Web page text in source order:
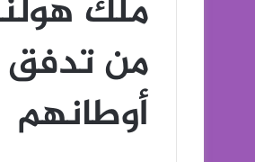
ملك
من تدفق
أوطانهم